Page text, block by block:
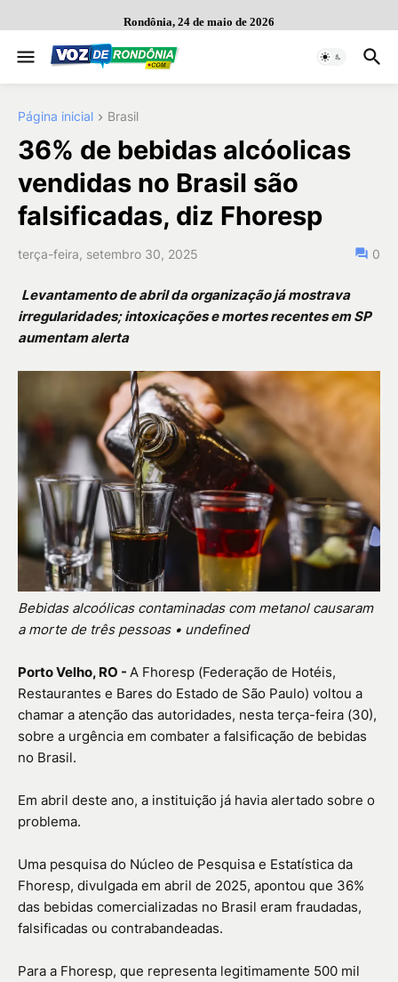
Rondônia, 24 de maio de 2026
Página inicial Brasil
36% de bebidas alcóolicas
vendidas no Brasil são
falsificadas, diz Fhoresp
terça-feira, setembro 30, 2025 0
Levantamento de abril da organização já mostrava
irregularidades; intoxicações e mortes recentes em SP
aumentam alerta
Bebidas alcoólicas contaminadas com metanol causaram
a morte de três pessoas • undefined
Porto Velho, RO - A Fhoresp (Federação de Hotéis,
Restaurantes e Bares do Estado de São Paulo) voltou a
chamar a atenção das autoridades, nesta terça-feira (30),
sobre a urgência em combater a falsificação de bebidas
no Brasil.
Em abril deste ano, a instituição já havia alertado sobre o
problema.
Uma pesquisa do Núcleo de Pesquisa e Estatística da
Fhoresp, divulgada em abril de 2025, apontou que 36%
das bebidas comercializadas no Brasil eram fraudadas,
falsificadas ou contrabandeadas.
Para a Fhoresp, que representa legitimamente 500 mil